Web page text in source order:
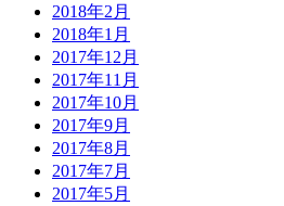
2018年2月
2018年1月
2017年12月
2017年11月
2017年10月
2017年9月
2017年8月
2017年7月
2017年5月